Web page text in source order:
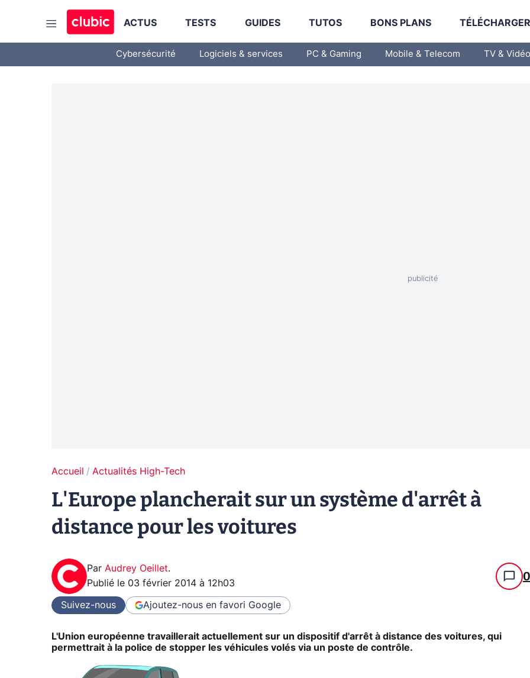
ACTUS TESTS GUIDES TUTOS BONS PLANS
Cybersécurité Logiciels & services PC & Gaming Mobile & Telecom TV & Vidéo
Accueil Actualités High-Tech
L'Europe plancherait sur un système d'arrêt à
distance pour les voitures
Par Audrey Oeillet.
Publié le 03 février 2014 à 12h03 0
Suivez-nous Ajoutez-nous en favori Google
L'Union européenne travaillerait actuellement sur un dispositif d'arrêt à distance des voitures, qui
permettrait à la police de stopper les véhicules volés via un poste de contrôle.